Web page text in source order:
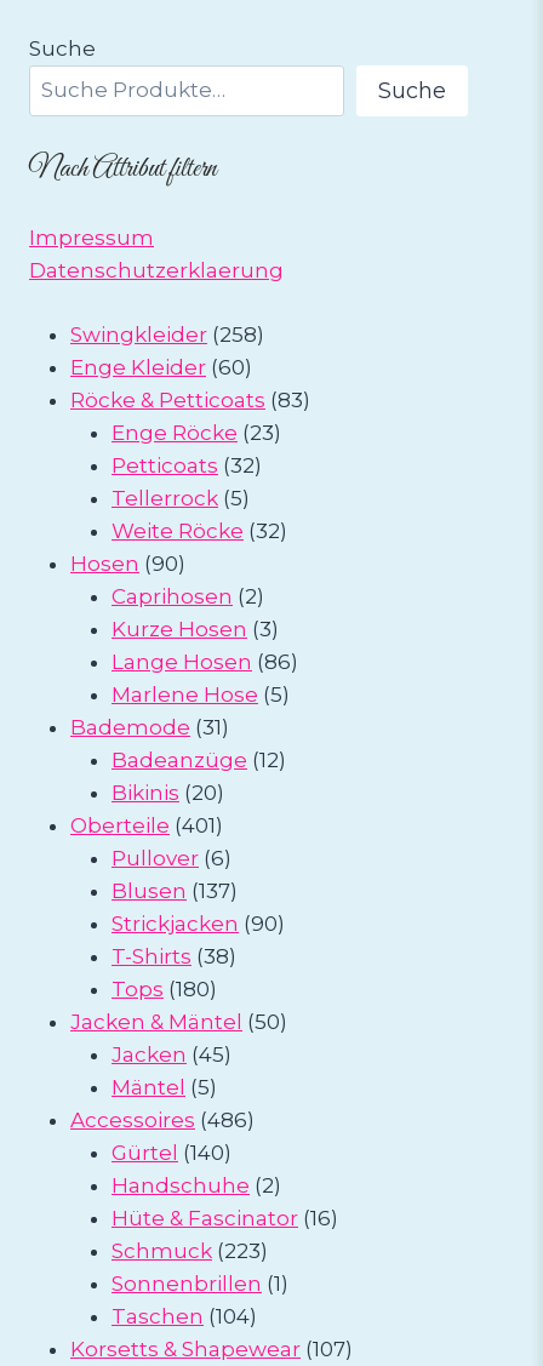
Suche
Suche
Nach Attribut filtern
Impressum
Datenschutzerklaerung
Swingkleider 258258
Enge Kleider 6060
Produkte
Röcke & Petticoats 8383
Enge Röcke 2323
Petticoats 3232
Tellerrock 55
Produkte
Weite Röcke 3232
Hosen 9090
Produkte
Caprihosen 22
Produkte
Kurze Hosen 33
Produkte
Lange Hosen 8686
Marlene Hose 55
Bademode 3131
Produkte
Badeanzüge 1212
Bikinis 2020
Produkte
Oberteile 401401
Produkte
Pullover 66
Produkte
Blusen 137137
Produkte
Strickjacken 9090
T-Shirts 3838
Tops 180180
Produkte
Jacken & Mäntel 5050
Jacken 4545
Mäntel 55
Produkte
Accessoires 486486
Gürtel 140140
Produkte
Handschuhe 22
Produkte
Hüte & Fascinator 1616
Schmuck 223223
Produkte
Sonnenbrillen 11
Taschen 104104
Produkte
Korsetts & Shapewear 107107